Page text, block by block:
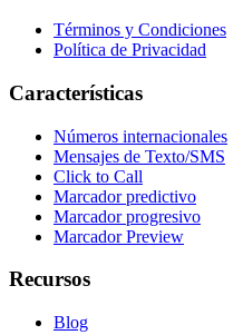
Términos y Condiciones
Política de Privacidad
Características
Números internacionales
Mensajes de Texto/SMS
Click to Call
Marcador predictivo
Marcador progresivo
Marcador Preview
Recursos
Blog